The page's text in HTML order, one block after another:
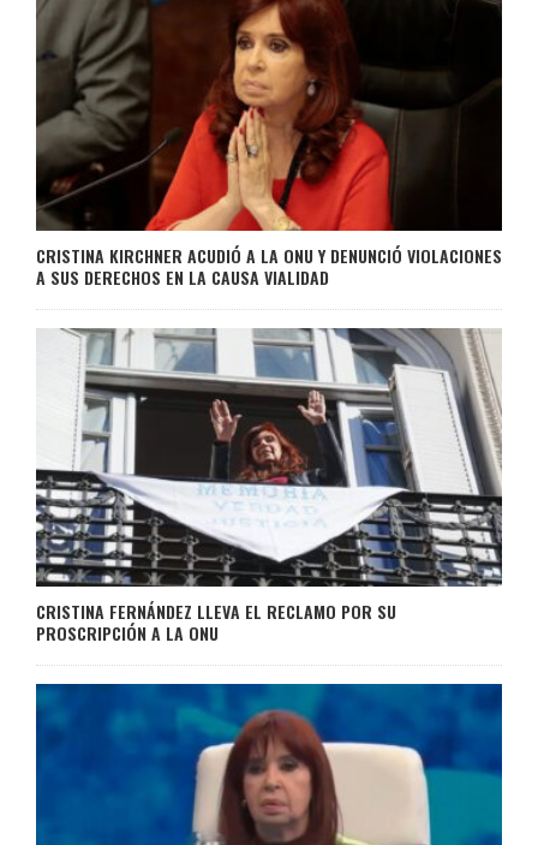
CRISTINA KIRCHNER ACUDIÓ A LA ONU Y DENUNCIÓ VIOLACIONES
A SUS DERECHOS EN LA CAUSA VIALIDAD
CRISTINA FERNÁNDEZ LLEVA EL RECLAMO POR SU
PROSCRIPCIÓN A LA ONU